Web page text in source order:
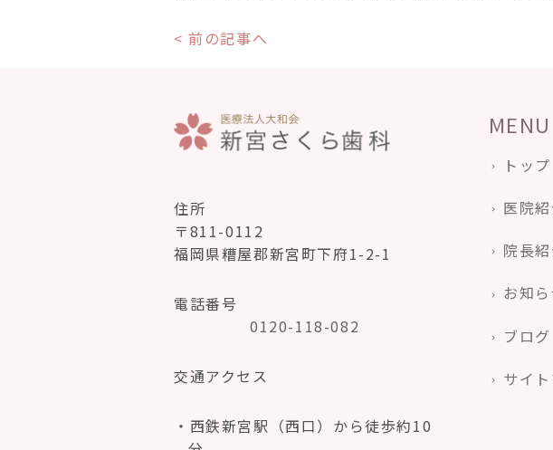
< 前の記事へ
住所
〒811-0112
福岡県糟屋郡新宮町下府1-2-1
電話番号
0120-118-082
交通アクセス
西鉄新宮駅（西口）から徒歩約10
MENU
トップ
医院
院長
お知
ブログ
サイ